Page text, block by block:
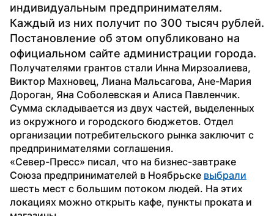
индивидуальным предпринимателям.
Каждый из них получит по 300 тысяч рублей.
Постановление об этом опубликовано на
официальном сайте администрации города.
Получателями грантов стали Инна Мирзоалиева,
Виктор Махновец, Лиана Мальсагова, Ане-Мария
Дороган, Яна Соболевская и Алиса Павленчик.
Сумма складывается из двух частей, выделенных
из окружного и городского бюджетов. Отдел
организации потребительского рынка заключит с
предпринимателями соглашения.
«Север-Пресс» писал, что на бизнес-завтраке
Союза предпринимателей в Ноябрьске выбрали
шесть мест с большим потоком людей. На этих
локациях можно открыть кафе, пункты проката и